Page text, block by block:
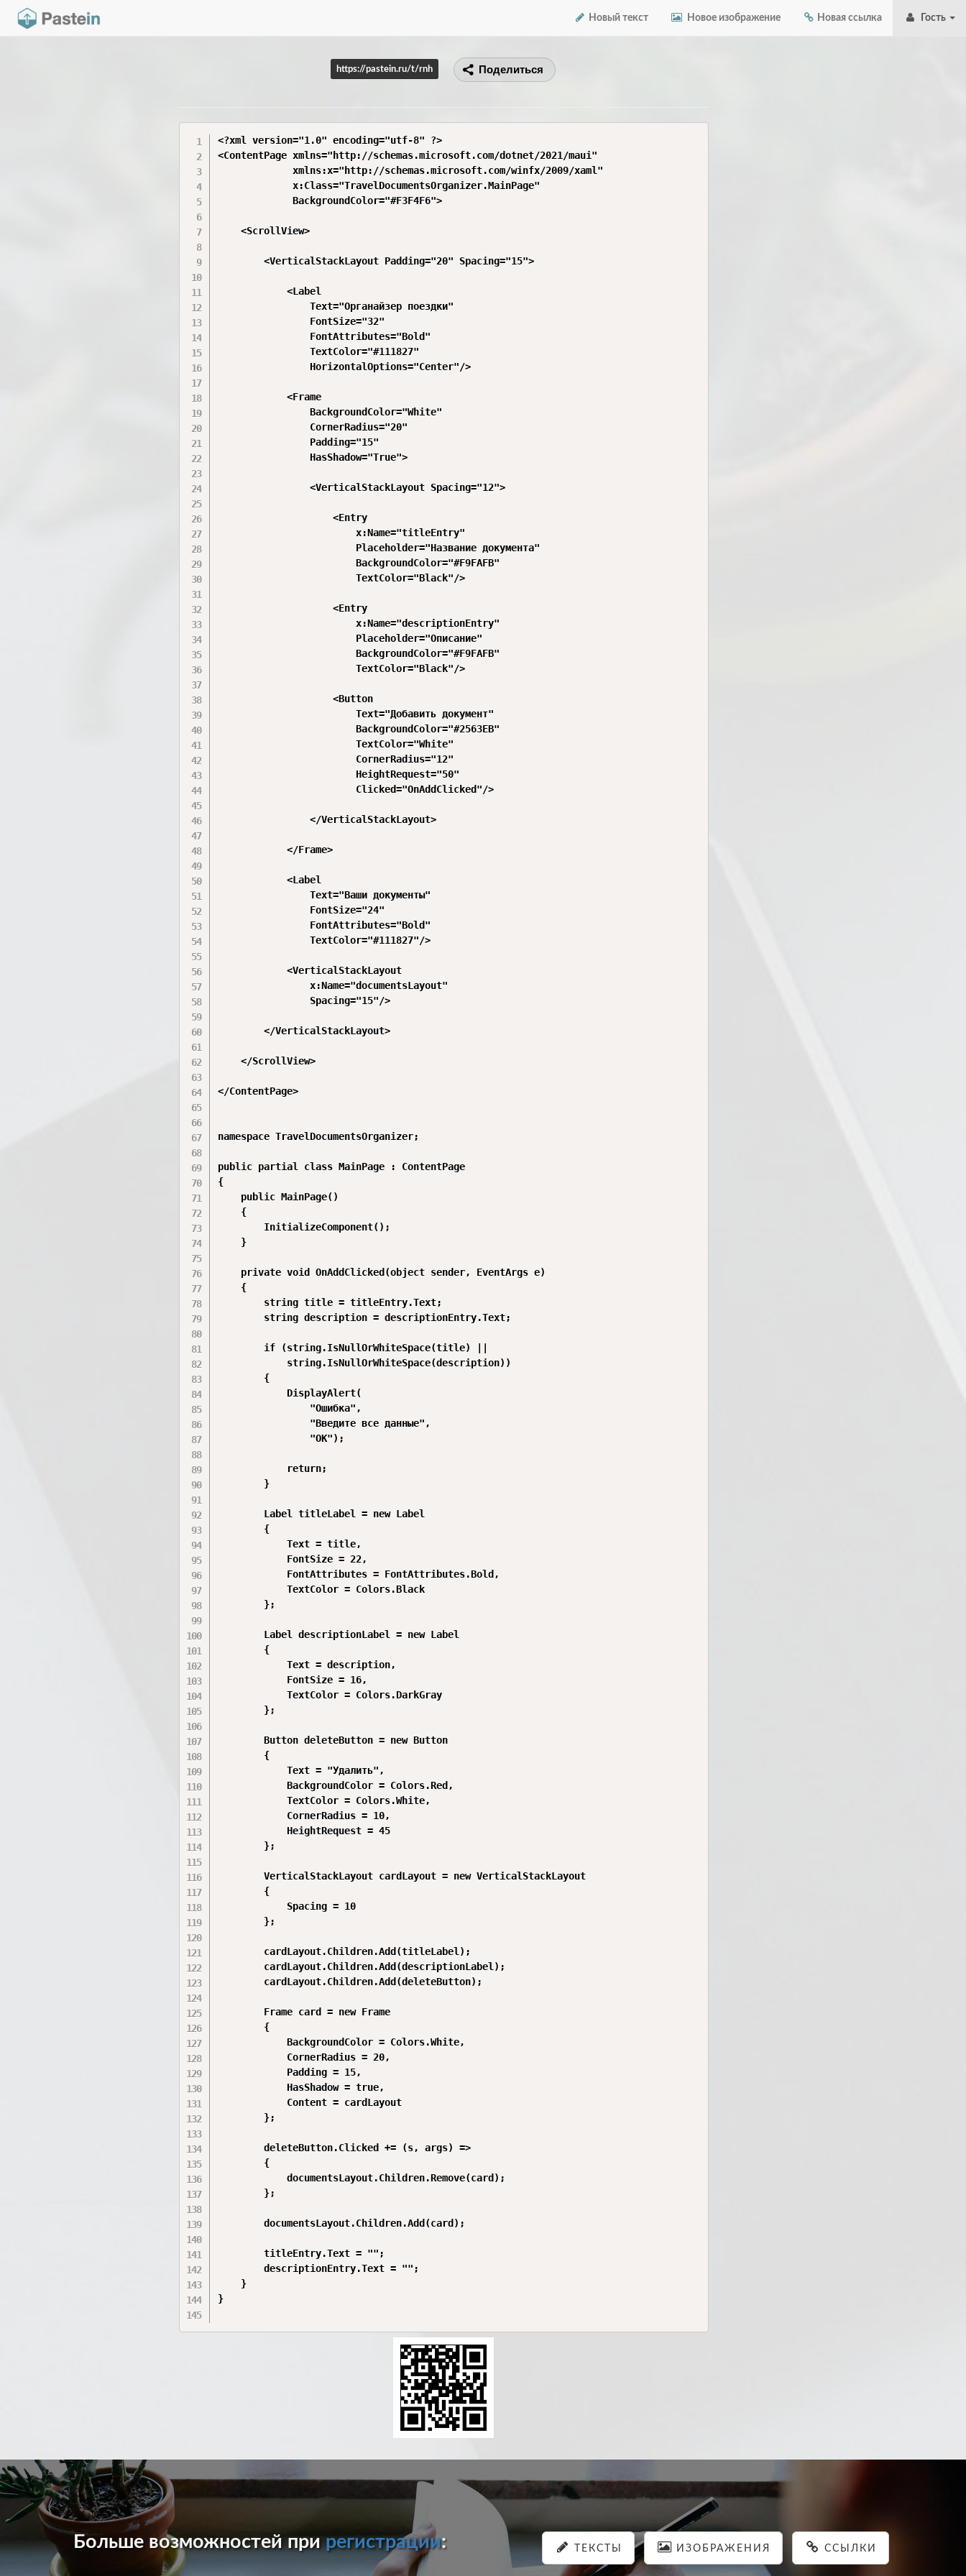
Новый текст Новое изображение Новая ссылка Гость
https://pastein.ru/t/rnh Поделиться
<?xml version="1.0" encoding="utf-8" ?>
<ContentPage xmlns="http://schemas.microsoft.com/dotnet/2021/maui"
             xmlns:x="http://schemas.microsoft.com/winfx/2009/xaml"
             x:Class="TravelDocumentsOrganizer.MainPage"
             BackgroundColor="#F3F4F6">
    <ScrollView>
        <VerticalStackLayout Padding="20" Spacing="15">
            <Label
                Text="Органайзер поездки"
                FontSize="32"
                FontAttributes="Bold"
                TextColor="#111827"
                HorizontalOptions="Center"/>
            <Frame
                BackgroundColor="White"
                CornerRadius="20"
                Padding="15"
                HasShadow="True">
                <VerticalStackLayout Spacing="12">
                    <Entry
                        x:Name="titleEntry"
                        Placeholder="Название документа"
                        BackgroundColor="#F9FAFB"
                        TextColor="Black"/>
                    <Entry
                        x:Name="descriptionEntry"
                        Placeholder="Описание"
                        BackgroundColor="#F9FAFB"
                        TextColor="Black"/>
                    <Button
                        Text="Добавить документ"
                        BackgroundColor="#2563EB"
                        TextColor="White"
                        CornerRadius="12"
                        HeightRequest="50"
                        Clicked="OnAddClicked"/>
                </VerticalStackLayout>
            </Frame>
            <Label
                Text="Ваши документы"
                FontSize="24"
                FontAttributes="Bold"
                TextColor="#111827"/>
            <VerticalStackLayout
                x:Name="documentsLayout"
                Spacing="15"/>
        </VerticalStackLayout>
    </ScrollView>
</ContentPage>
namespace TravelDocumentsOrganizer;
public partial class MainPage : ContentPage
{
    public MainPage()
    {
        InitializeComponent();
    }
    private void OnAddClicked(object sender, EventArgs e)
    {
        string title = titleEntry.Text;
        string description = descriptionEntry.Text;
        if (string.IsNullOrWhiteSpace(title) ||
            string.IsNullOrWhiteSpace(description))
        {
            DisplayAlert(
                "Ошибка",
                "Введите все данные",
                "OK");
            return;
        }
        Label titleLabel = new Label
        {
            Text = title,
            FontSize = 22,
            FontAttributes = FontAttributes.Bold,
            TextColor = Colors.Black
        };
        Label descriptionLabel = new Label
        {
            Text = description,
            FontSize = 16,
            TextColor = Colors.DarkGray
        };
        Button deleteButton = new Button
        {
            Text = "Удалить",
            BackgroundColor = Colors.Red,
            TextColor = Colors.White,
            CornerRadius = 10,
            HeightRequest = 45
        };
        VerticalStackLayout cardLayout = new VerticalStackLayout
        {
            Spacing = 10
        };
        cardLayout.Children.Add(titleLabel);
        cardLayout.Children.Add(descriptionLabel);
        cardLayout.Children.Add(deleteButton);
        Frame card = new Frame
        {
            BackgroundColor = Colors.White,
            CornerRadius = 20,
            Padding = 15,
            HasShadow = true,
            Content = cardLayout
        };
        deleteButton.Clicked += (s, args) =>
        {
            documentsLayout.Children.Remove(card);
        };
        documentsLayout.Children.Add(card);
        titleEntry.Text = "";
        descriptionEntry.Text = "";
    }
}
Больше возможностей прирегистрации: ТЕКСТЫ ИЗОБРАЖЕНИЯ ССЫЛКИ